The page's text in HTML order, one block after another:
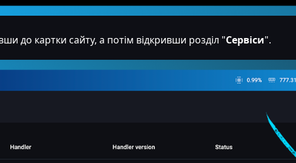
до картки сайту, а потім відкривши розділ "Сервіси".